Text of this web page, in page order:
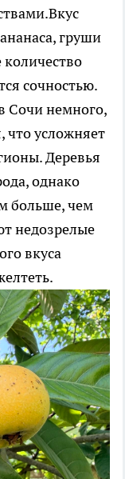
груши
сочностью.
Сочи немного,
что усложняет
Деревья
однако
больше, чем
недозрелые
вкуса